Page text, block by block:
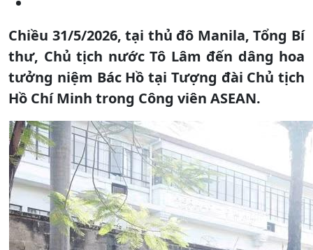
Chiều 31/5/2026, tại thủ đô Manila, Tổng Bí
thư, Chủ tịch nước Tô Lâm đến dâng hoa
tưởng niệm Bác Hồ tại Tượng đài Chủ tịch
Hồ Chí Minh trong Công viên ASEAN.